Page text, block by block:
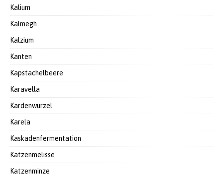
Kalium
Kalmegh
Kalzium
Kanten
Kapstachelbeere
Karavella
Kardenwurzel
Karela
Kaskadenfermentation
Katzenmelisse
Katzenminze